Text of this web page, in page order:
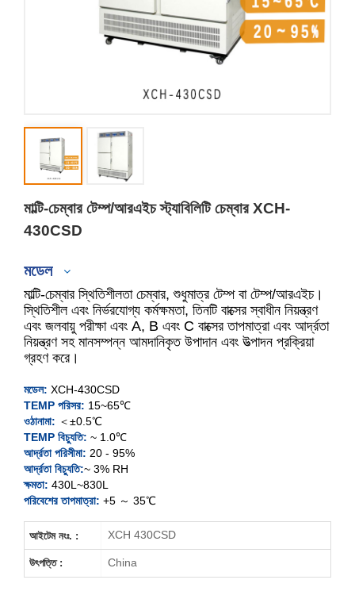
মাল্টি-চেম্বার টেম্প/আরএইচ স্ট্যাবিলিটি চেম্বার XCH-
430CSD
মডেল
XCH-430SD
XCH-830SD
XCH-430CSD
XCH-830CSD
মাল্টি-চেম্বার স্থিতিশীলতা চেম্বার, শুধুমাত্র টেম্প বা টেম্প/আরএইচ।
স্থিতিশীল এবং নির্ভরযোগ্য কর্মক্ষমতা, তিনটি বাক্সের স্বাধীন নিয়ন্ত্রণ
এবং জলবায়ু পরীক্ষা এবং A, B এবং C বাক্সের তাপমাত্রা এবং আর্দ্রতা
নিয়ন্ত্রণ সহ মানসম্পন্ন আমদানিকৃত উপাদান এবং উত্পাদন প্রক্রিয়া
গ্রহণ করে।
মডেল: XCH-430CSD
TEMP পরিসর: 15~65℃
ওঠানামা: ＜±0.5℃
TEMP বিচ্যুতি: ~ 1.0℃
আর্দ্রতা পরিসীমা: 20 - 95%
আর্দ্রতা বিচ্যুতি:~ 3% RH
ক্ষমতা: 430L~830L
পরিবেশের তাপমাত্রা: +5 ～ 35℃
আইটেম নংঃ. : XCH 430CSD
উৎপত্তি : China